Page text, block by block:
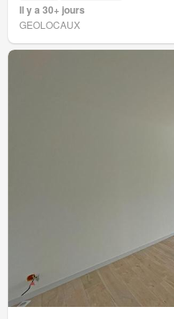
Il y a 30+ jours
GEOLOCAUX